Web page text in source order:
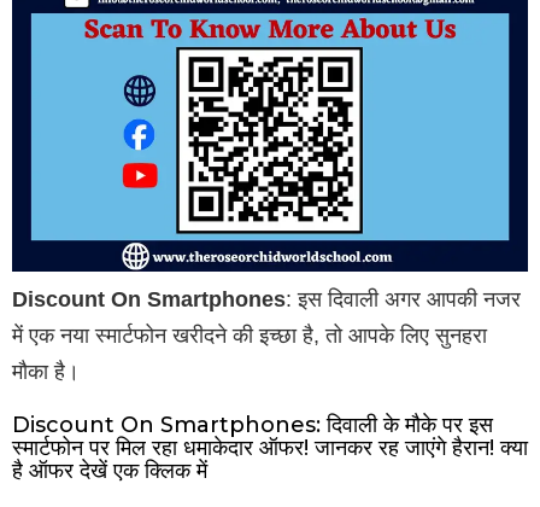
Discount On Smartphones: इस दिवाली अगर आपकी नजर
में एक नया स्मार्टफोन खरीदने की इच्छा है, तो आपके लिए सुनहरा
मौका है।
Discount On Smartphones: दिवाली के मौके पर इस
स्मार्टफोन पर मिल रहा धमाकेदार ऑफर! जानकर रह जाएंगे हैरान! क्या
है ऑफर देखें एक क्लिक में